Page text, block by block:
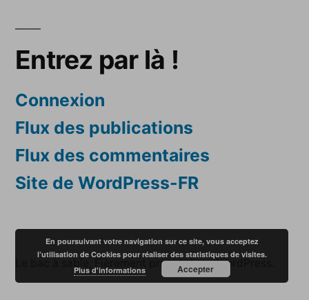
Entrez par là !
Connexion
Flux des publications
Flux des commentaires
Site de WordPress-FR
Fièrement propulsé par WordPress.
En poursuivant votre navigation sur ce site, vous acceptez
l’utilisation de Cookies pour réaliser des statistiques de visites.
Plus d'informations
Accepter